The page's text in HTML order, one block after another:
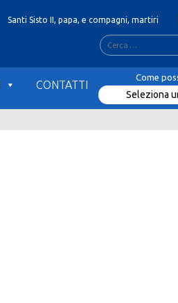
Santi Sisto II, papa, e compagni, martiri
Ricerca
per:
CONTATTI
Seleziona